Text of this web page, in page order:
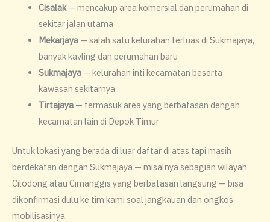
Cisalak— mencakup area komersial dan perumahan di
sekitar jalan utama
Mekarjaya— salah satu kelurahan terluas di Sukmajaya,
banyak kavling dan perumahan baru
Sukmajaya— kelurahan inti kecamatan beserta
kawasan sekitarnya
Tirtajaya— termasuk area yang berbatasan dengan
kecamatan lain di Depok Timur
Untuk lokasi yang berada di luar daftar di atas tapi masih
berdekatan dengan Sukmajaya — misalnya sebagian wilayah
Cilodong atau Cimanggis yang berbatasan langsung — bisa
dikonfirmasi dulu ke tim kami soal jangkauan dan ongkos
mobilisasinya.